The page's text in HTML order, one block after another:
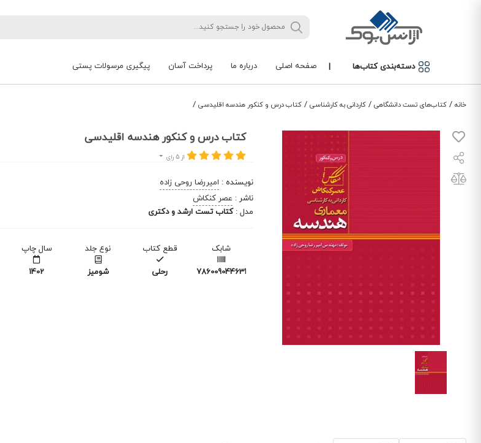
دسته‌بندی کتاب‌ها | صفحه اصلی درباره ما پرداخت آسان پیگیری مرسولات پستی
خانه / کتاب‌های تست دانشگاهی / کاردانی به کارشناسی / کتاب درس و کنکور هندسه اقلیدسی /
کتاب درس و کنکور هندسه اقلیدسی
از 5 رای
نویسنده : امیررضا روحی زاده
ناشر : عصر کنکاش
مدل :کتاب تست ارشد و دکتری
شابک
9786009044634
قطع کتاب
رحلی
نوع جلد
شومیز
سال چاپ
1402